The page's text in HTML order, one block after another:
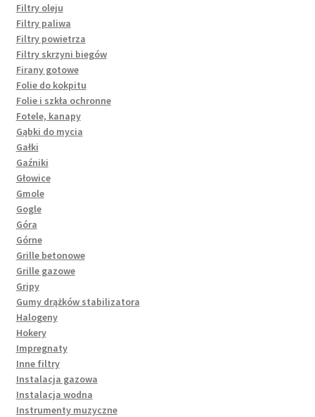
Filtry oleju
Filtry paliwa
Filtry powietrza
Filtry skrzyni biegów
Firany gotowe
Folie do kokpitu
Folie i szkła ochronne
Fotele, kanapy
Gąbki do mycia
Gałki
Gaźniki
Głowice
Gmole
Gogle
Góra
Górne
Grille betonowe
Grille gazowe
Gripy
Gumy drążków stabilizatora
Halogeny
Hokery
Impregnaty
Inne filtry
Instalacja gazowa
Instalacja wodna
Instrumenty muzyczne